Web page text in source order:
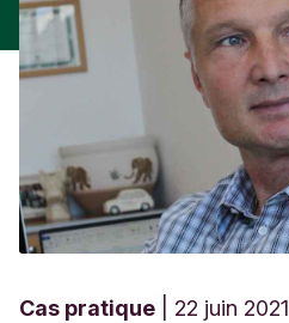
Cas pratique
22 juin 2021